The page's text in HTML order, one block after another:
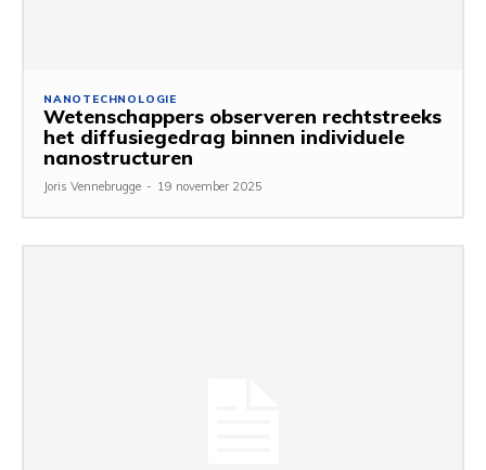
NANOTECHNOLOGIE
Wetenschappers observeren rechtstreeks
het diffusiegedrag binnen individuele
nanostructuren
Joris Vennebrugge - 19 november 2025